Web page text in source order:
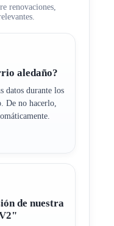
renovaciones,
aledaño?
datos durante los
De no hacerlo,
de nuestra